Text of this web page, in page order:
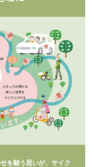
を願う思いが、サイク